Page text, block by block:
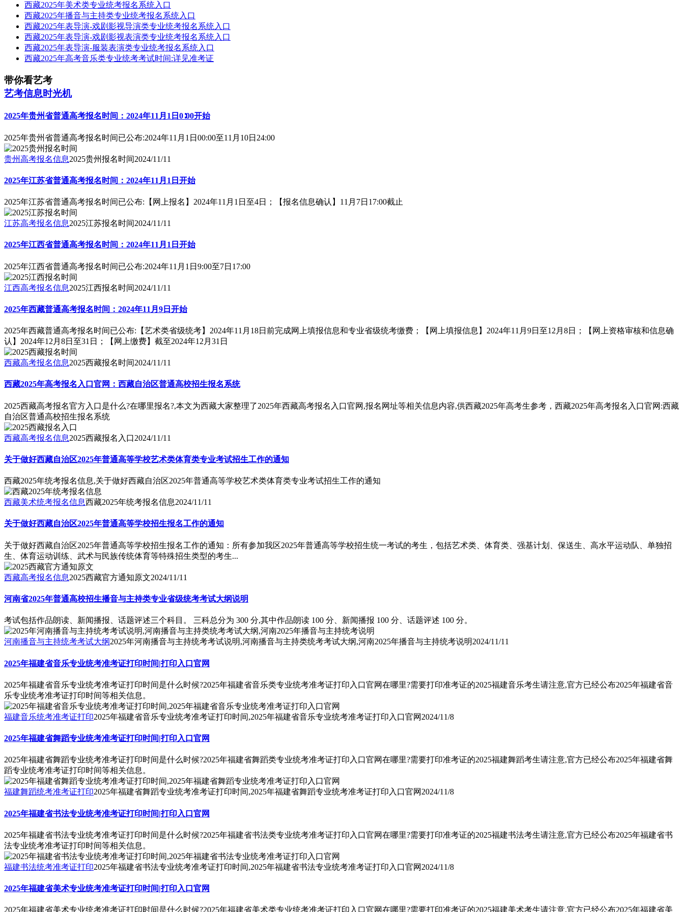
西藏2025年美术类专业统考报名系统入口
西藏2025年播音与主持类专业统考报名系统入口
西藏2025年表导演-戏剧影视导演类专业统考报名系统入口
西藏2025年表导演-戏剧影视表演类专业统考报名系统入口
西藏2025年表导演-服装表演类专业统考报名系统入口
西藏2025年高考音乐类专业统考考试时间:详见准考证
带你看艺考
艺考信息时光机
2025年贵州省普通高考报名时间：2024年11月1日0∶00开始
2025年贵州省普通高考报名时间已公布:2024年11月1日00:00至11月10日24:00
贵州高考报名信息2025贵州报名时间2024/11/11
2025年江苏省普通高考报名时间：2024年11月1日开始
2025年江苏省普通高考报名时间已公布:【网上报名】2024年11月1日至4日；【报名信息确认】11月7日17:00截止
江苏高考报名信息2025江苏报名时间2024/11/11
2025年江西省普通高考报名时间：2024年11月1日开始
2025年江西省普通高考报名时间已公布:2024年11月1日9:00至7日17:00
江西高考报名信息2025江西报名时间2024/11/11
2025年西藏普通高考报名时间：2024年11月9日开始
2025年西藏普通高考报名时间已公布:【艺术类省级统考】2024年11月18日前完成网上填报信息和专业省级统考缴费；【网上填报信息】2024年11月9日至12月8日；【网上资格审核和信息确
认】2024年12月8日至31日；【网上缴费】截至2024年12月31日
西藏高考报名信息2025西藏报名时间2024/11/11
西藏2025年高考报名入口官网：西藏自治区普通高校招生报名系统
2025西藏高考报名官方入口是什么?在哪里报名?,本文为西藏大家整理了2025年西藏高考报名入口官网,报名网址等相关信息内容,供西藏2025年高考生参考，西藏2025年高考报名入口官网:西藏
自治区普通高校招生报名系统
西藏高考报名信息2025西藏报名入口2024/11/11
关于做好西藏自治区2025年普通高等学校艺术类体育类专业考试招生工作的通知
西藏2025年统考报名信息,关于做好西藏自治区2025年普通高等学校艺术类体育类专业考试招生工作的通知
西藏美术统考报名信息西藏2025年统考报名信息2024/11/11
关于做好西藏自治区2025年普通高等学校招生报名工作的通知
关于做好西藏自治区2025年普通高等学校招生报名工作的通知：所有参加我区2025年普通高等学校招生统一考试的考生，包括艺术类、体育类、强基计划、保送生、高水平运动队、单独招
生、体育运动训练、武术与民族传统体育等特殊招生类型的考生...
西藏高考报名信息2025西藏官方通知原文2024/11/11
河南省2025年普通高校招生播音与主持类专业省级统考考试大纲说明
考试包括作品朗读、新闻播报、话题评述三个科目。 三科总分为 300 分,其中作品朗读 100 分、新闻播报 100 分、话题评述 100 分。
河南播音与主持统考考试大纲2025年河南播音与主持统考考试说明,河南播音与主持类统考考试大纲,河南2025年播音与主持统考说明2024/11/11
2025年福建省音乐专业统考准考证打印时间|打印入口官网
2025年福建省音乐专业统考准考证打印时间是什么时候?2025年福建省音乐类专业统考准考证打印入口官网在哪里?需要打印准考证的2025福建音乐考生请注意,官方已经公布2025年福建省音
乐专业统考准考证打印时间等相关信息。
福建音乐统考准考证打印2025年福建省音乐专业统考准考证打印时间,2025年福建省音乐专业统考准考证打印入口官网 2024/11/8
2025年福建省舞蹈专业统考准考证打印时间|打印入口官网
2025年福建省舞蹈专业统考准考证打印时间是什么时候?2025年福建省舞蹈类专业统考准考证打印入口官网在哪里?需要打印准考证的2025福建舞蹈考生请注意,官方已经公布2025年福建省舞
蹈专业统考准考证打印时间等相关信息。
福建舞蹈统考准考证打印2025年福建省舞蹈专业统考准考证打印时间,2025年福建省舞蹈专业统考准考证打印入口官网 2024/11/8
2025年福建省书法专业统考准考证打印时间|打印入口官网
2025年福建省书法专业统考准考证打印时间是什么时候?2025年福建省书法类专业统考准考证打印入口官网在哪里?需要打印准考证的2025福建书法考生请注意,官方已经公布2025年福建省书
法专业统考准考证打印时间等相关信息。
福建书法统考准考证打印2025年福建省书法专业统考准考证打印时间,2025年福建省书法专业统考准考证打印入口官网 2024/11/8
2025年福建省美术专业统考准考证打印时间|打印入口官网
2025年福建省美术专业统考准考证打印时间是什么时候?2025年福建省美术类专业统考准考证打印入口官网在哪里?需要打印准考证的2025福建美术考生请注意,官方已经公布2025年福建省美